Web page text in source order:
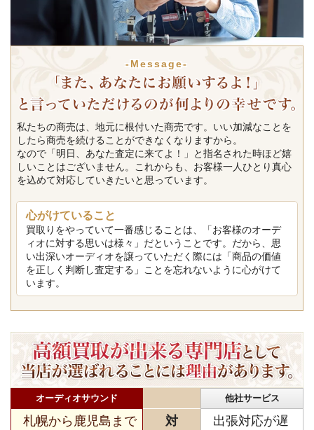
-Message-
私たちの商売は、地元に根付いた商売です。いい加減なことを
したら商売を続けることができなくなりますから。
なので「明日、あなた査定に来てよ！」と指名された時ほど嬉
しいことはございません。これからも、お客様一人ひとり真心
を込めて対応していきたいと思っています。
心がけていること
買取りをやっていて一番感じることは、「お客様のオーデ
ィオに対する思いは様々」だということです。だから、思
い出深いオーディオを譲っていただく際には「商品の価値
を正しく判断し査定する」ことを忘れないように心がけて
います。
オーディオサウンド 他社サービス
札幌から鹿児島まで
対
出張対応が遅